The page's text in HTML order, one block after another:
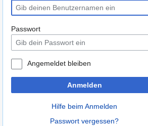
Navigation
springen
Suche
springen
Passwort
Angemeldet bleiben
Anmelden
Hilfe beim Anmelden
Passwort vergessen?